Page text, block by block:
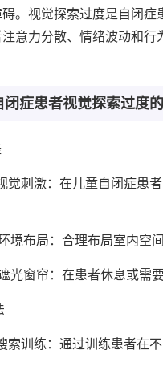
。视觉探索过度是自闭
意力分散、情绪波动和
闭症患者视觉探索过度
觉刺激：在儿童自闭症
境布局：合理布局室内空
光窗帘：在患者休息或需
索训练：通过训练患者